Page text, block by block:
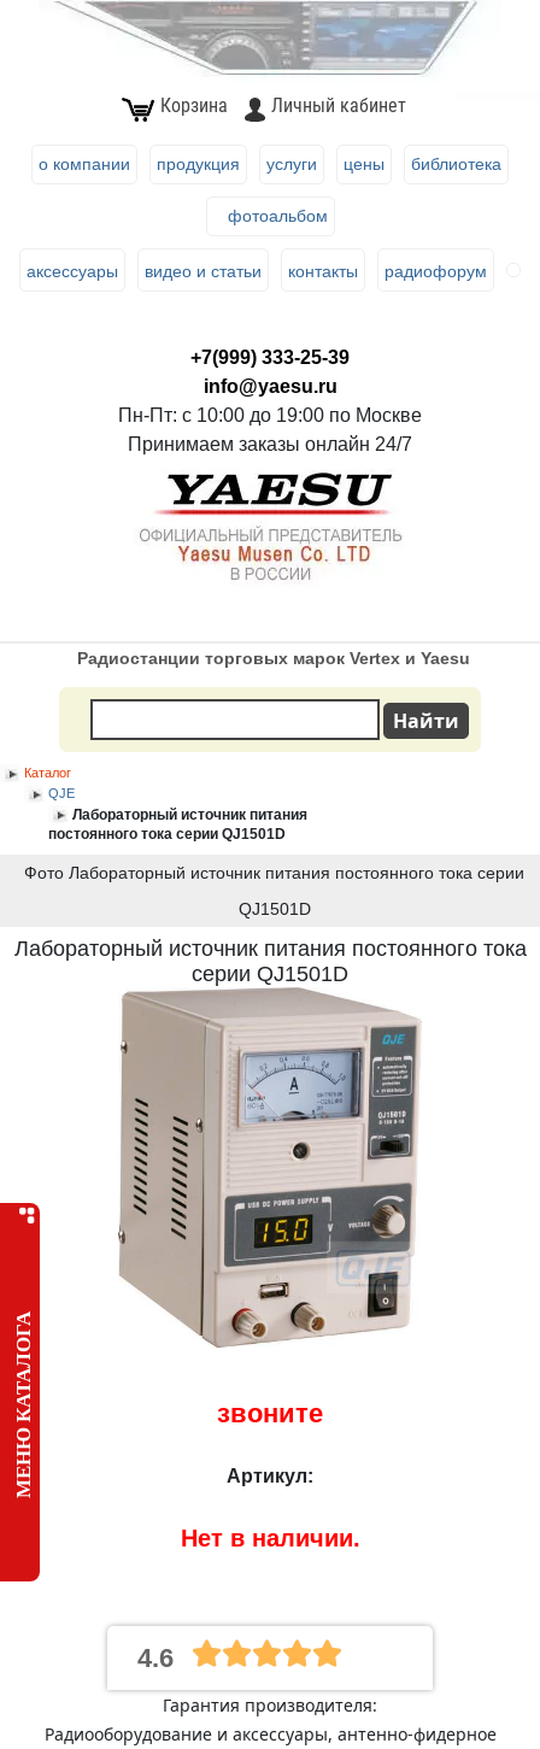
МЕНЮ КАТАЛОГА
Корзина Личный кабинет
о компании продукция услуги цены библиотека
фотоальбом
аксессуары видео и статьи контакты радиофорум
+7(999) 333-25-39
info@yaesu.ru
Пн-Пт: с 10:00 до 19:00 по Москве
Принимаем заказы онлайн 24/7
Радиостанции торговых марок Vertex и Yaesu
Каталог
QJE
Лабораторный источник питания
постоянного тока серии QJ1501D
Фото Лабораторный источник питания постоянного тока серии
QJ1501D
Лабораторный источник питания постоянного тока
серии QJ1501D
звоните
Артикул:
Нет в наличии.
4.6
Гарантия производителя:
Радиооборудование и аксессуары, антенно-фидерное